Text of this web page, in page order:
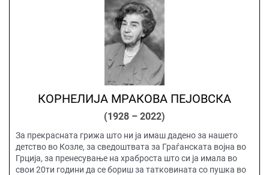
КОРНЕЛИЈА МРАКОВА ПЕЈОВСКА
(1928 – 2022)
За прекрасната грижа што ни ја имаш дадено за нашето
детство во Козле, за сведоштвата за Граѓанската војна во
Грција, за пренесување на храброста што си ја имала во
свои 20ти години да се бориш за татковината со пушка во